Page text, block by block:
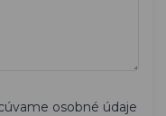
osobné údaje